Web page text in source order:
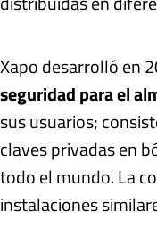
Xapo desarrolló en
seguridad para el
sus usuarios;
claves privadas en
todo el mundo. La
instalaciones